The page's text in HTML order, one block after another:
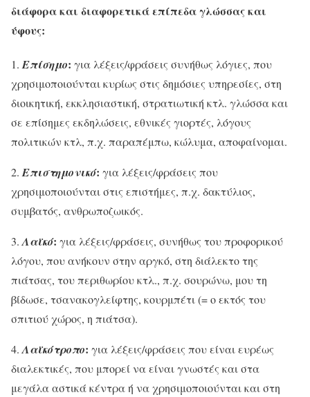
διάφορα και διαφορετικά επίπεδα γλώσσας και
ύφους:
1. Επίσημο: για λέξεις/φράσεις συνήθως λόγιες, που
χρησιμοποιούνται κυρίως στις δημόσιες υπηρεσίες, στη
διοικητική, εκκλησιαστική, στρατιωτική κτλ. γλώσσα και
σε επίσημες εκδηλώσεις, εθνικές γιορτές, λόγους
πολιτικών κτλ, π.χ. παραπέμπω, κώλυμα, αποφαίνομαι.
2. Επιστημονικό: για λέξεις/φράσεις που
χρησιμοποιούνται στις επιστήμες, π.χ. δακτύλιος,
συμβατός, ανθρωποζωικός.
3. Λαϊκό: για λέξεις/φράσεις, συνήθως του προφορικού
λόγου, που ανήκουν στην αργκό, στη διάλεκτο της
πιάτσας, του περιθωρίου κτλ., π.χ. σουρώνω, μου τη
βίδωσε, τσανακογλείφτης, κουρμπέτι (= ο εκτός του
σπιτιού χώρος, η πιάτσα).
4. Λαϊκότροπο: για λέξεις/φράσεις που είναι ευρέως
διαλεκτικές, που μπορεί να είναι γνωστές και στα
μεγάλα αστικά κέντρα ή να χρησιμοποιούνται και στη